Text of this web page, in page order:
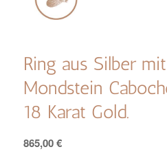
Ring aus Silber
Mondstein
18 Karat Gold.
865,00€